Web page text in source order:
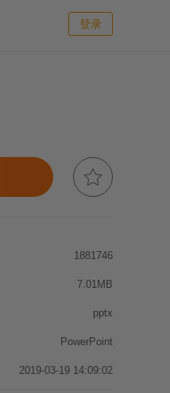
登录

1881746
7.01MB
pptx
PowerPoint
2019-03-19 14:09:02